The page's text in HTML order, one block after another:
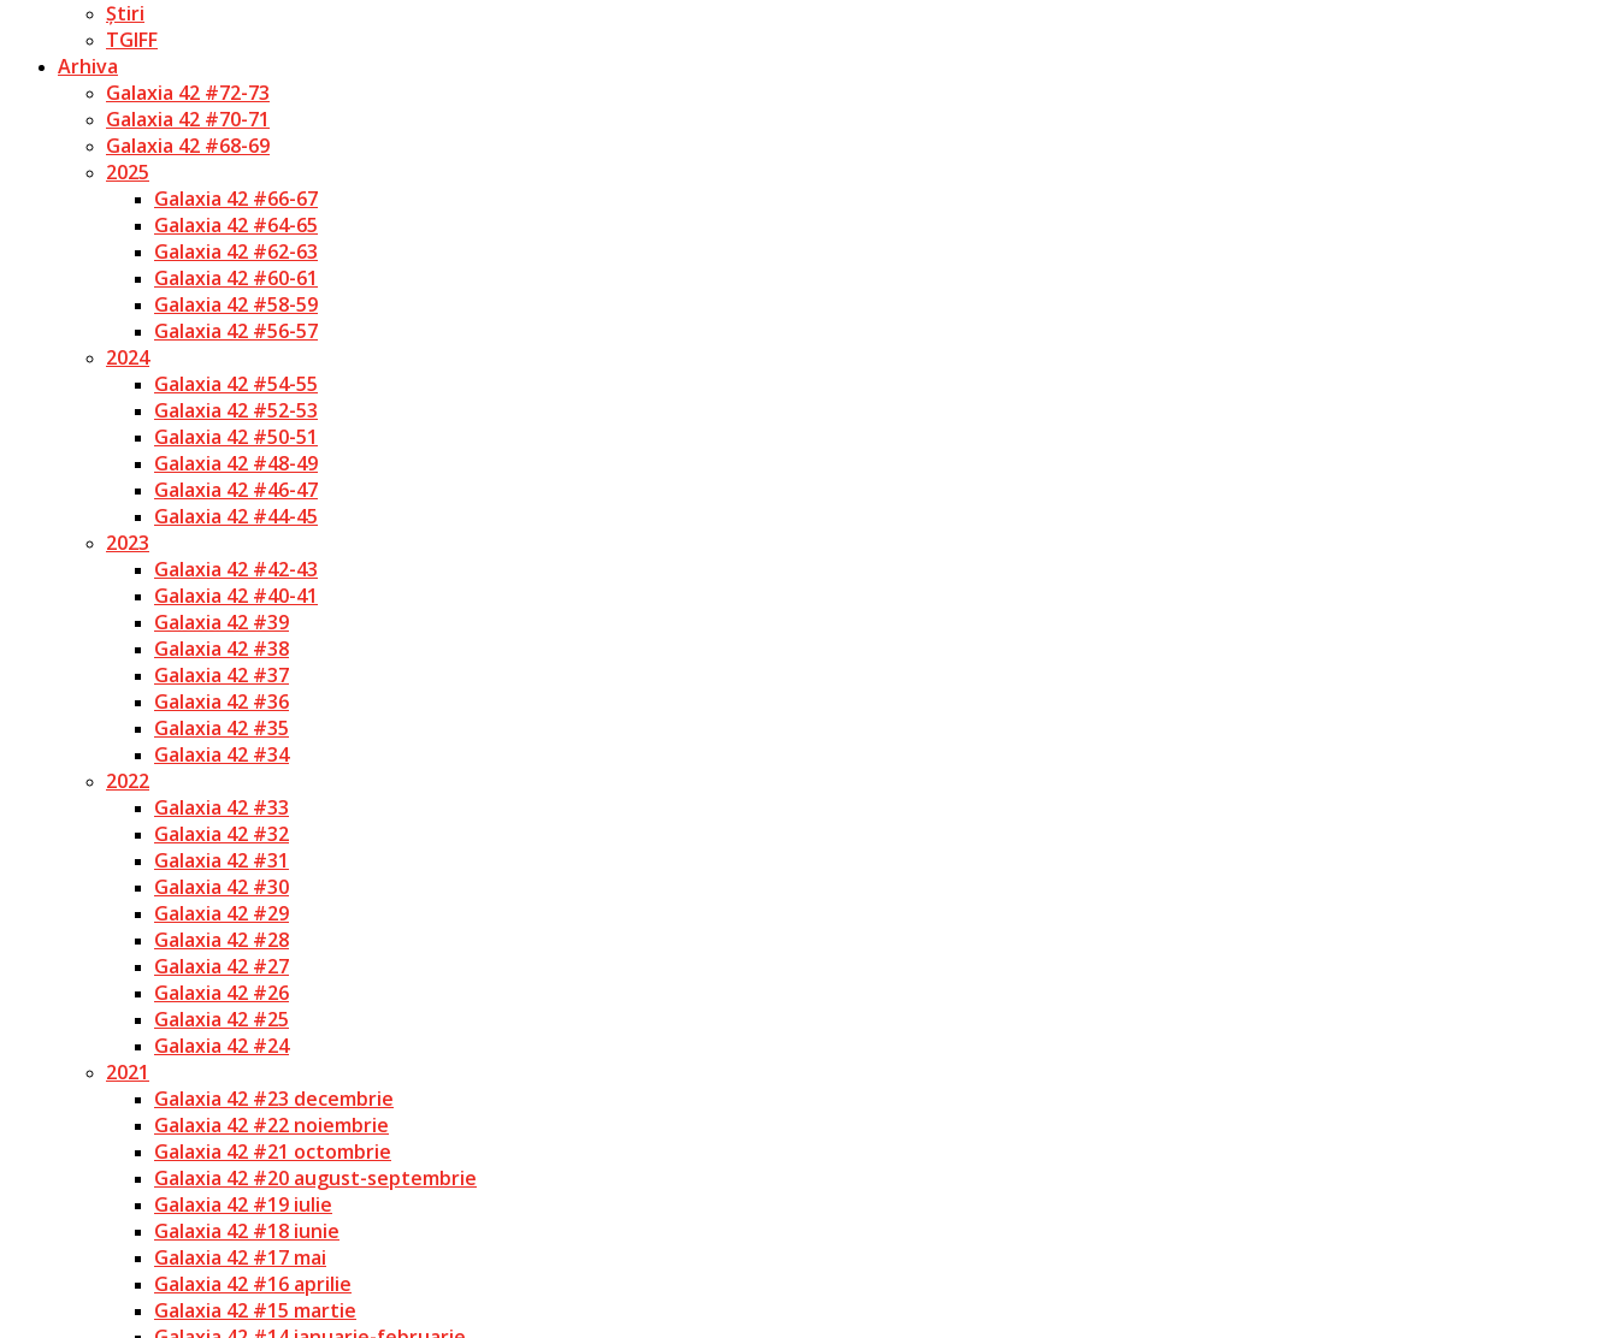
Știri
TGIFF
Arhiva
Galaxia 42 #72-73
Galaxia 42 #70-71
Galaxia 42 #68-69
2025
Galaxia 42 #66-67
Galaxia 42 #64-65
Galaxia 42 #62-63
Galaxia 42 #60-61
Galaxia 42 #58-59
Galaxia 42 #56-57
2024
Galaxia 42 #54-55
Galaxia 42 #52-53
Galaxia 42 #50-51
Galaxia 42 #48-49
Galaxia 42 #46-47
Galaxia 42 #44-45
2023
Galaxia 42 #42-43
Galaxia 42 #40-41
Galaxia 42 #39
Galaxia 42 #38
Galaxia 42 #37
Galaxia 42 #36
Galaxia 42 #35
Galaxia 42 #34
2022
Galaxia 42 #33
Galaxia 42 #32
Galaxia 42 #31
Galaxia 42 #30
Galaxia 42 #29
Galaxia 42 #28
Galaxia 42 #27
Galaxia 42 #26
Galaxia 42 #25
Galaxia 42 #24
2021
Galaxia 42 #23 decembrie
Galaxia 42 #22 noiembrie
Galaxia 42 #21 octombrie
Galaxia 42 #20 august-septembrie
Galaxia 42 #19 iulie
Galaxia 42 #18 iunie
Galaxia 42 #17 mai
Galaxia 42 #16 aprilie
Galaxia 42 #15 martie